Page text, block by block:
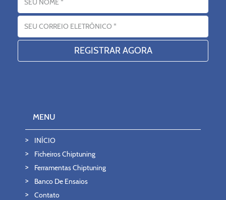
Endereço eletrónico
MENU
INÍCIO
Ficheiros Chiptuning
Ferramentas Chiptuning
Banco De Ensaios
Contato